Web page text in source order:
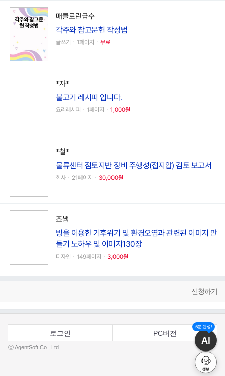
매클로린급수
각주와 참고문헌 작성법
글쓰기ㆍ1페이지ㆍ 무료
*자*
불고기 레시피 입니다.
요리레시피ㆍ1페이지ㆍ 1,000원
*철*
물류센터 점토지반 장비 주행성(접지압) 검토 보고서
회사ㆍ21페이지ㆍ 30,000원
죠쌤
빙을 이용한 기후위기 및 환경오염과 관련된 이미지 만
들기 노하우 및 이미지130장
디자인ㆍ149페이지ㆍ 3,000원
신청하기
로그인 PC버전
ⓒ AgentSoft Co., Ltd.
5분 완성!
AI
챗봇